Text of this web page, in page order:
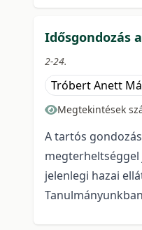
Idősgondozás
2-24.
Tróbert Anett
Megtekintések
A tartós
megterheltséggel
jelenlegi hazai